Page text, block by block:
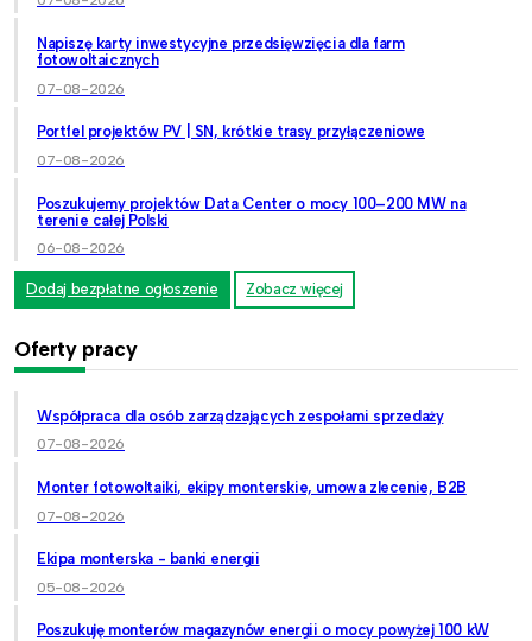
Napiszę karty inwestycyjne przedsięwzięcia dla farm
fotowoltaicznych
07-08-2026
Portfel projektów PV | SN, krótkie trasy przyłączeniowe
07-08-2026
Poszukujemy projektów Data Center o mocy 100–200 MW na
terenie całej Polski
06-08-2026
Dodaj bezpłatne ogłoszenie Zobacz więcej
Oferty pracy
Współpraca dla osób zarządzających zespołami sprzedaży
07-08-2026
Monter fotowoltaiki, ekipy monterskie, umowa zlecenie, B2B
07-08-2026
Ekipa monterska - banki energii
05-08-2026
Poszukuję monterów magazynów energii o mocy powyżej 100 kW